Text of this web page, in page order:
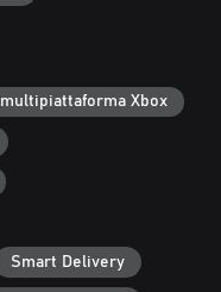
che combatti, ogni
loro misteri perXbox
Smart Delivery